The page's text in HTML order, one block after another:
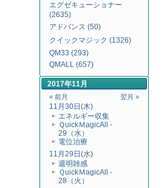
エグゼキューショナー
(2635)
アドバンス (50)
クイックマジック (1326)
QM33 (293)
QMALL (657)
2017年11月
« 前月 翌月 »
11月30日(木)
エネルギー収集
ＱuickＭagicAll -
29（水）
電位治療
11月29日(水)
週明雑感
ＱuickＭagicAll -
28（火）